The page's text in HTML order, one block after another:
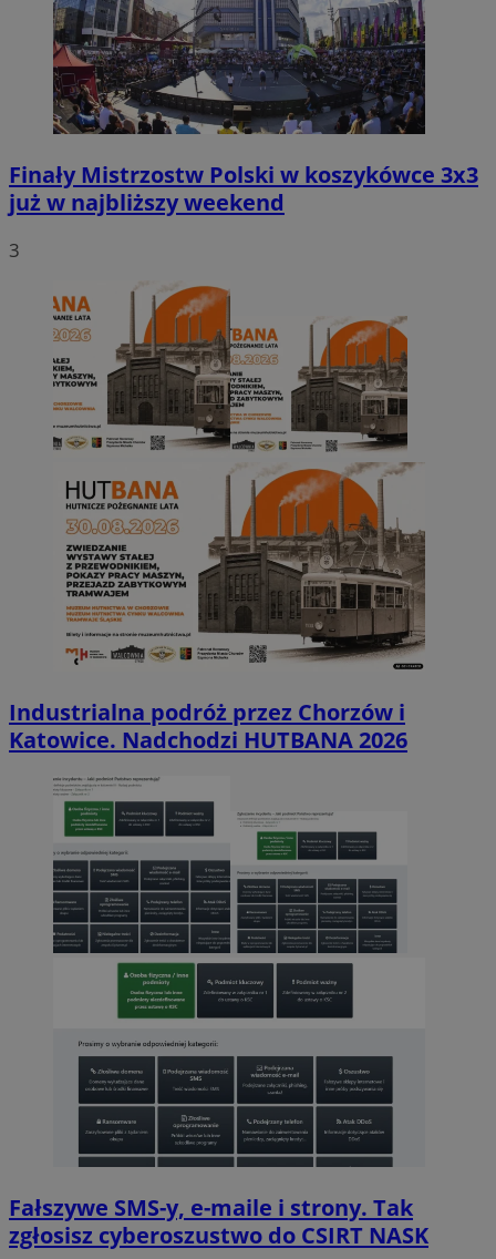
Finały Mistrzostw Polski w koszykówce 3x3
już w najbliższy weekend
3
Industrialna podróż przez Chorzów i
Katowice. Nadchodzi HUTBANA 2026
Fałszywe SMS-y, e-maile i strony. Tak
zgłosisz cyberoszustwo do CSIRT NASK